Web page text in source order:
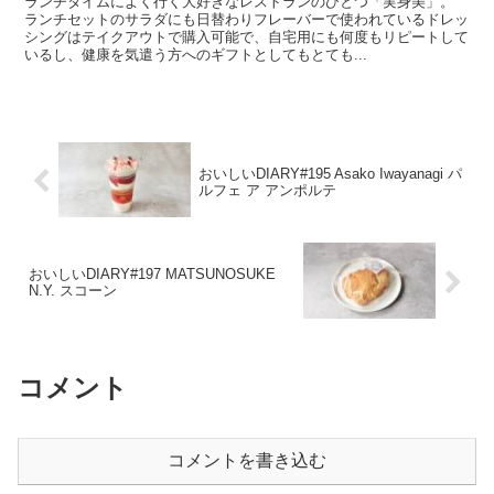
ランチセットのサラダにも日替わりフレーバーで使われているドレッ
シングはテイクアウトで購入可能で、自宅用にも何度もリピートして
いるし、健康を気遣う方へのギフトとしてもとても...
おいしいDIARY#195 Asako Iwayanagi パ
ルフェ ア アンポルテ
おいしいDIARY#197 MATSUNOSUKE
N.Y. スコーン
コメント
コメントを書き込む